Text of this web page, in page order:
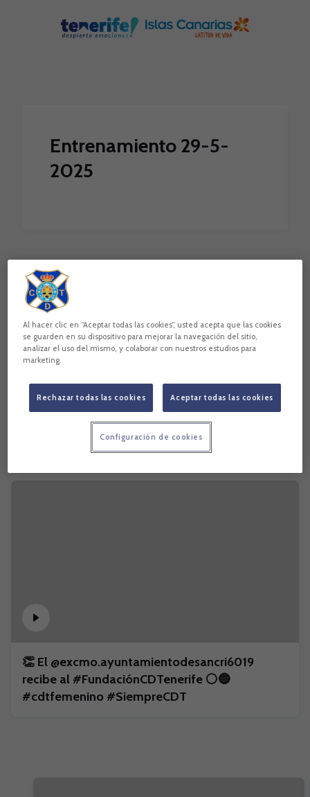
Entrenamiento 29-5-
2025
👏 El @excmo.ayuntamientodesancri6019
recibe al #FundaciónCDTenerife ⚪️🔵
#cdtfemenino #SiempreCDT
Al hacer clic en “Aceptar todas las cookies”, usted acepta que las cookies
se guarden en su dispositivo para mejorar la navegación del sitio,
analizar el uso del mismo, y colaborar con nuestros estudios para
marketing.
Rechazar todas las cookies Aceptar todas las cookies
Configuración de cookies